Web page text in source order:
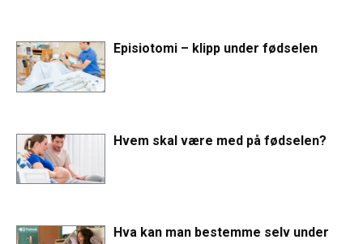
Episiotomi – klipp under fødselen
Hvem skal være med på fødselen?
Hva kan man bestemme selv under